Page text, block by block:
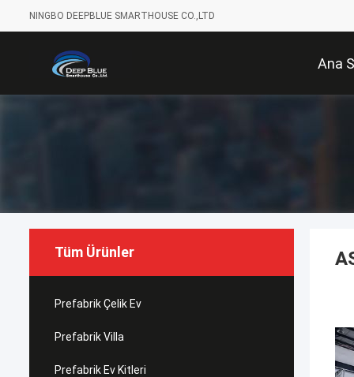
NINGBO DEEPBLUE SMARTHOUSE CO.,LTD
Ana
Tüm Ürünler
Prefabrik Çelik Ev
Prefabrik Villa
Prefabrik Ev Kitleri